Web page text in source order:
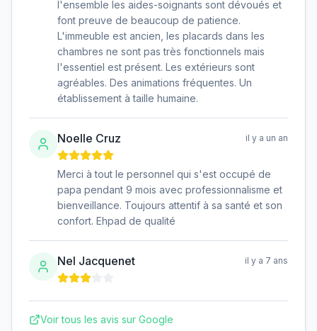
l'ensemble les aides-soignants sont dévoués et
font preuve de beaucoup de patience.
L'immeuble est ancien, les placards dans les
chambres ne sont pas très fonctionnels mais
l'essentiel est présent. Les extérieurs sont
agréables. Des animations fréquentes. Un
établissement à taille humaine.
Noelle Cruz il y a un an
Merci à tout le personnel qui s'est occupé de
papa pendant 9 mois avec professionnalisme et
bienveillance. Toujours attentif à sa santé et son
confort. Ehpad de qualité
Nel Jacquenet il y a 7 ans
Voir tous les avis sur Google